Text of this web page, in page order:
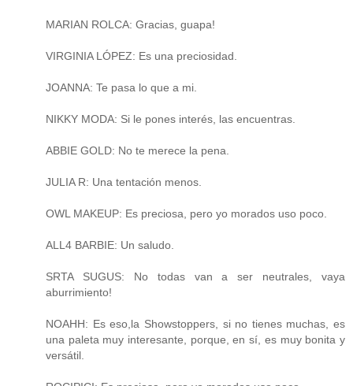
MARIAN ROLCA: Gracias, guapa!
VIRGINIA LÓPEZ: Es una preciosidad.
JOANNA: Te pasa lo que a mi.
NIKKY MODA: Si le pones interés, las encuentras.
ABBIE GOLD: No te merece la pena.
JULIA R: Una tentación menos.
OWL MAKEUP: Es preciosa, pero yo morados uso poco.
ALL4 BARBIE: Un saludo.
SRTA SUGUS: No todas van a ser neutrales, vaya
aburrimiento!
NOAHH: Es eso,la Showstoppers, si no tienes muchas, es
una paleta muy interesante, porque, en sí, es muy bonita y
versátil.